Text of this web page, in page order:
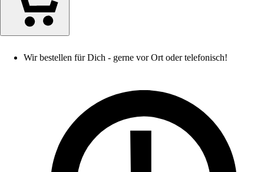
Wir bestellen für Dich - gerne vor Ort oder telefonisch!